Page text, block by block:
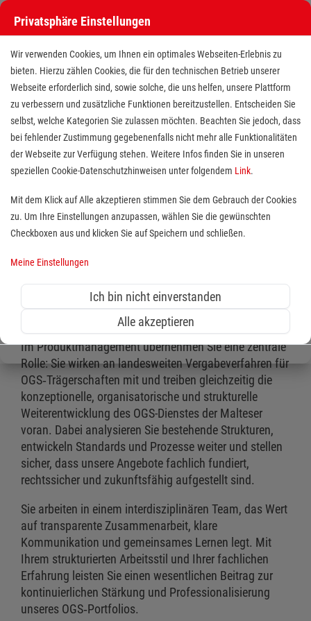
Produktmanager (m/w/d) im
Bereich Offener Ganztag (OGS)
Standort(e):Köln
eine fachlich versierte Persönlichkeit, die die
Weiterentwicklung und Qualitätssicherung unserer
OGS-Angebote in Nordrhein‑Westfalen aktiv
Im Produktmanagement übernehmen Sie eine zentrale
Rolle: Sie wirken an landesweiten Vergabeverfahren für
OGS‑Trägerschaften mit und treiben gleichzeitig die
konzeptionelle, organisatorische und strukturelle
Weiterentwicklung des OGS-Dienstes der Malteser
voran. Dabei analysieren Sie bestehende Strukturen,
entwickeln Standards und Prozesse weiter und stellen
sicher, dass unsere Angebote fachlich fundiert,
rechtssicher und zukunftsfähig aufgestellt sind.
Sie arbeiten in einem interdisziplinären Team, das Wert
auf transparente Zusammenarbeit, klare
Kommunikation und gemeinsames Lernen legt. Mit
Ihrem strukturierten Arbeitsstil und Ihrer fachlichen
Erfahrung leisten Sie einen wesentlichen Beitrag zur
kontinuierlichen Stärkung und Professionalisierung
unseres OGS‑Portfolios.
Privatsphäre Einstellungen
Wir verwenden Cookies, um Ihnen ein optimales Webseiten-Erlebnis zu
bieten. Hierzu zählen Cookies, die für den technischen Betrieb unserer
Webseite erforderlich sind, sowie solche, die uns helfen, unsere Plattform
zu verbessern und zusätzliche Funktionen bereitzustellen. Entscheiden Sie
selbst, welche Kategorien Sie zulassen möchten. Beachten Sie jedoch, dass
bei fehlender Zustimmung gegebenenfalls nicht mehr alle Funktionalitäten
der Webseite zur Verfügung stehen. Weitere Infos finden Sie in unseren
speziellen Cookie-Datenschutzhinweisen unter folgendem Link.
Mit dem Klick auf Alle akzeptieren stimmen Sie dem Gebrauch der Cookies
zu. Um Ihre Einstellungen anzupassen, wählen Sie die gewünschten
Checkboxen aus und klicken Sie auf Speichern und schließen.
Meine Einstellungen
Ich bin nicht einverstanden
Alle akzeptieren